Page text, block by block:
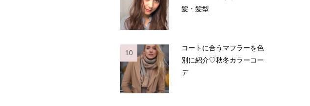
髪・髪型
10
コートに合うマフラーを色
別に紹介♡秋冬カラーコー
デ